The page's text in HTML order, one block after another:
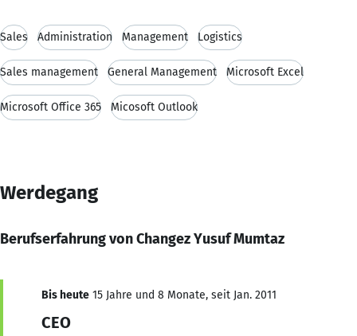
Sales Administration Management Logistics
Sales management General Management Microsoft Excel
Microsoft Office 365 Micosoft Outlook
Werdegang
Berufserfahrung von Changez Yusuf Mumtaz
Bis heute 15 Jahre und 8 Monate, seit Jan. 2011
CEO